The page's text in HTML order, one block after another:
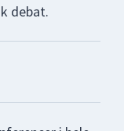
debat.